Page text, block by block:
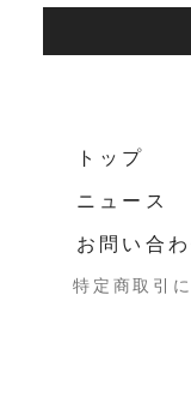
トップ
ニュース
お問い合
特定商取引